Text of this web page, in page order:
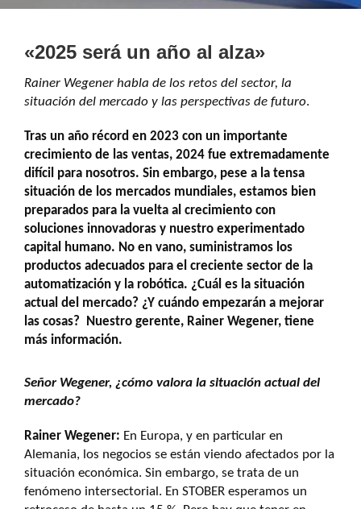
«2025 será un año al alza»
Rainer Wegener habla de los retos del sector, la
situación del mercado y las perspectivas de futuro.
Tras un año récord en 2023 con un importante
crecimiento de las ventas, 2024 fue extremadamente
difícil para nosotros. Sin embargo, pese a la tensa
situación de los mercados mundiales, estamos bien
preparados para la vuelta al crecimiento con
soluciones innovadoras y nuestro experimentado
capital humano. No en vano, suministramos los
productos adecuados para el creciente sector de la
automatización y la robótica. ¿Cuál es la situación
actual del mercado? ¿Y cuándo empezarán a mejorar
las cosas? Nuestro gerente, Rainer Wegener, tiene
más información.
Señor Wegener, ¿cómo valora la situación actual del
mercado?
Rainer Wegener: En Europa, y en particular en
Alemania, los negocios se están viendo afectados por la
situación económica. Sin embargo, se trata de un
fenómeno intersectorial. En STOBER esperamos un